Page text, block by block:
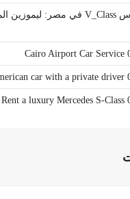
Cairo Airport Car Service
car with a private driver
Rent a luxury Mercedes S-Class